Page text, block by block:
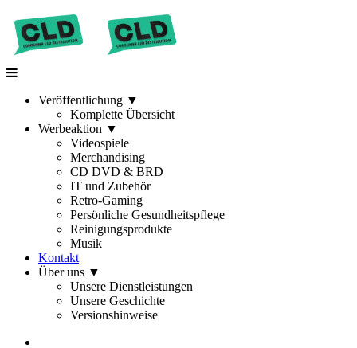
Veröffentlichung ▼
Komplette Übersicht
Werbeaktion ▼
Videospiele
Merchandising
CD DVD & BRD
IT und Zubehör
Retro-Gaming
Persönliche Gesundheitspflege
Reinigungsprodukte
Musik
Kontakt
Über uns ▼
Unsere Dienstleistungen
Unsere Geschichte
Versionshinweise